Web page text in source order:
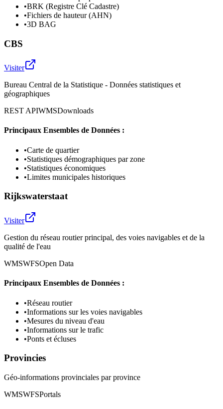
•BRK (Registre Clé Cadastre)
•Fichiers de hauteur (AHN)
•3D BAG
CBS
Visiter
Bureau Central de la Statistique - Données statistiques et
géographiques
REST APIWMSDownloads
Principaux Ensembles de Données :
•Carte de quartier
•Statistiques démographiques par zone
•Statistiques économiques
•Limites municipales historiques
Rijkswaterstaat
Visiter
Gestion du réseau routier principal, des voies navigables et de la
qualité de l'eau
WMSWFSOpen Data
Principaux Ensembles de Données :
•Réseau routier
•Informations sur les voies navigables
•Mesures du niveau d'eau
•Informations sur le trafic
•Ponts et écluses
Provincies
Géo-informations provinciales par province
WMSWFSPortals